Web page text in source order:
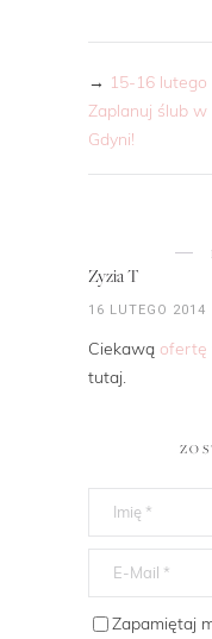
→ 15-16 lutego
Zaplanuj ślub
Gdyni!
Zyzia T
16 LUTEGO 2014
Ciekawą ofertę
tutaj.
Zapamiętaj